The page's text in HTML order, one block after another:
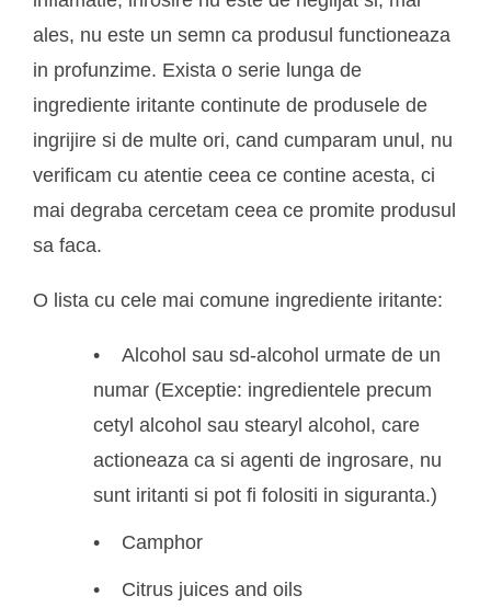
ales, nu este un semn ca produsul functioneaza
in profunzime. Exista o serie lunga de
ingrediente iritante continute de produsele de
ingrijire si de multe ori, cand cumparam unul, nu
verificam cu atentie ceea ce contine acesta, ci
mai degraba cercetam ceea ce promite produsul
sa faca.
O lista cu cele mai comune ingrediente iritante:
Alcohol sau sd-alcohol urmate de un
numar (Exceptie: ingredientele precum
cetyl alcohol sau stearyl alcohol, care
actioneaza ca si agenti de ingrosare, nu
sunt iritanti si pot fi folositi in siguranta.)
Camphor
Citrus juices and oils